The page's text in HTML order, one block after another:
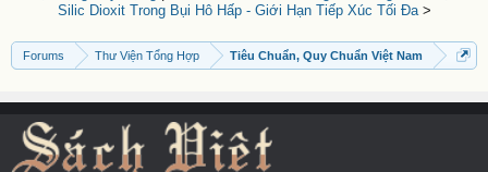
Silic Dioxit Trong Bụi Hô Hấp - Giới Hạn Tiếp Xúc Tối Đa>
Forums Thư Viện Tổng Hợp Tiêu Chuẩn, Quy Chuẩn Việt Nam